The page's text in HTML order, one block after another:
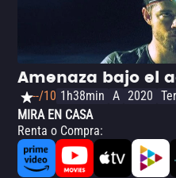
acción y drama psicológico
tensa y llena de suspenso.
animales asesinos y
Amenaza bajo el
--/10 1h38min A 2020
MIRA EN CASA
Renta o Compra: